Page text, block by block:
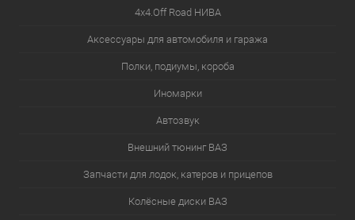
4х4.Off Road НИВА
Аксессуары для автомобиля и гаража
Полки, подиумы, короба
Иномарки
Автозвук
Внешний тюнинг ВАЗ
Запчасти для лодок, катеров и прицепов
Колёсные диски ВАЗ